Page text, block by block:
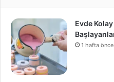
Evde Kolay
1 hafta önce